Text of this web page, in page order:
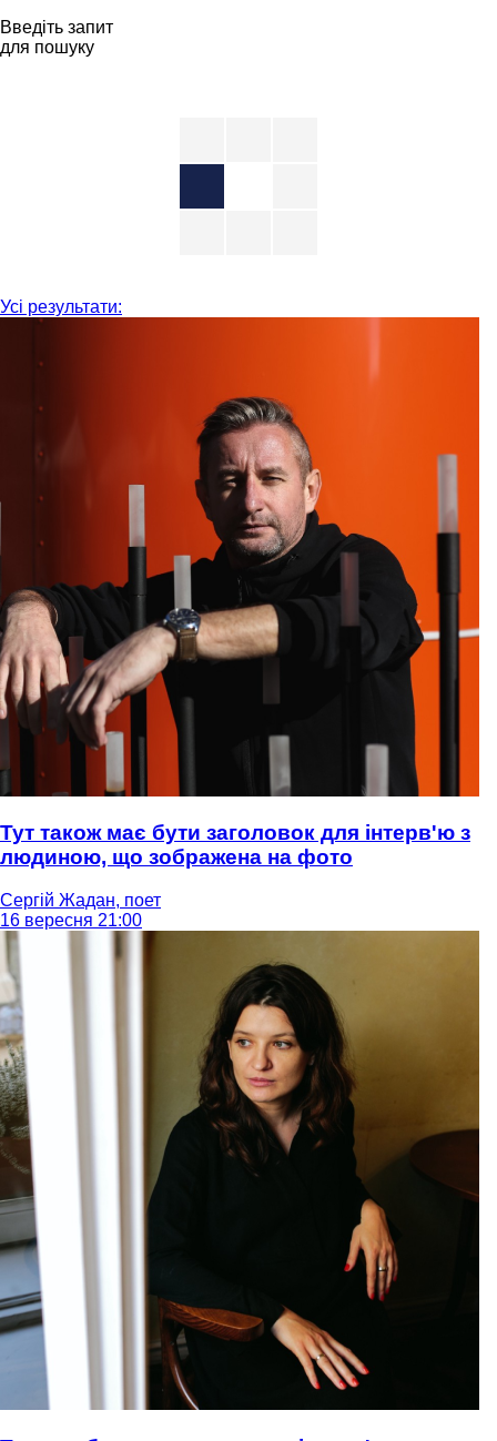
Введіть запит
для пошуку
Усі результати:
Тут також має бути заголовок для інтерв'ю з
людиною, що зображена на фото
Сергій Жадан, поет
16 вересня 21:00